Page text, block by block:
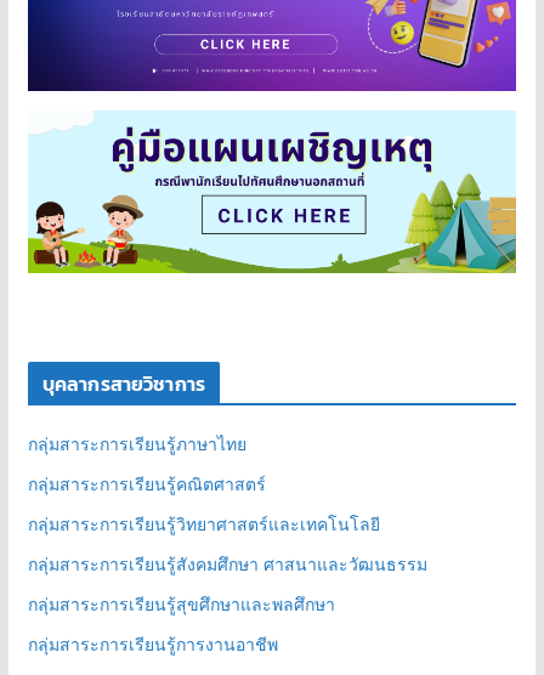
บุคลากรสายวิชาการ
กลุ่มสาระการเรียนรู้ภาษาไทย
กลุ่มสาระการเรียนรู้คณิตศาสตร์
กลุ่มสาระการเรียนรู้วิทยาศาสตร์และเทคโนโลยี
กลุ่มสาระการเรียนรู้สังคมศึกษา ศาสนาและวัฒนธรรม
กลุ่มสาระการเรียนรู้สุขศึกษาและพลศึกษา
กลุ่มสาระการเรียนรู้การงานอาชีพ